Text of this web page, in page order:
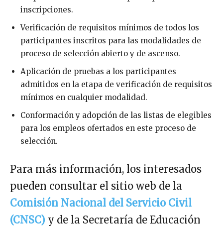
inscripciones.
Verificación de requisitos mínimos de todos los
participantes inscritos para las modalidades de
proceso de selección abierto y de ascenso.
Aplicación de pruebas a los participantes
admitidos en la etapa de verificación de requisitos
mínimos en cualquier modalidad.
Conformación y adopción de las listas de elegibles
para los empleos ofertados en este proceso de
selección.
Para más información, los interesados
pueden consultar el sitio web de la
Comisión Nacional del Servicio Civil
(CNSC) y de la Secretaría de Educación